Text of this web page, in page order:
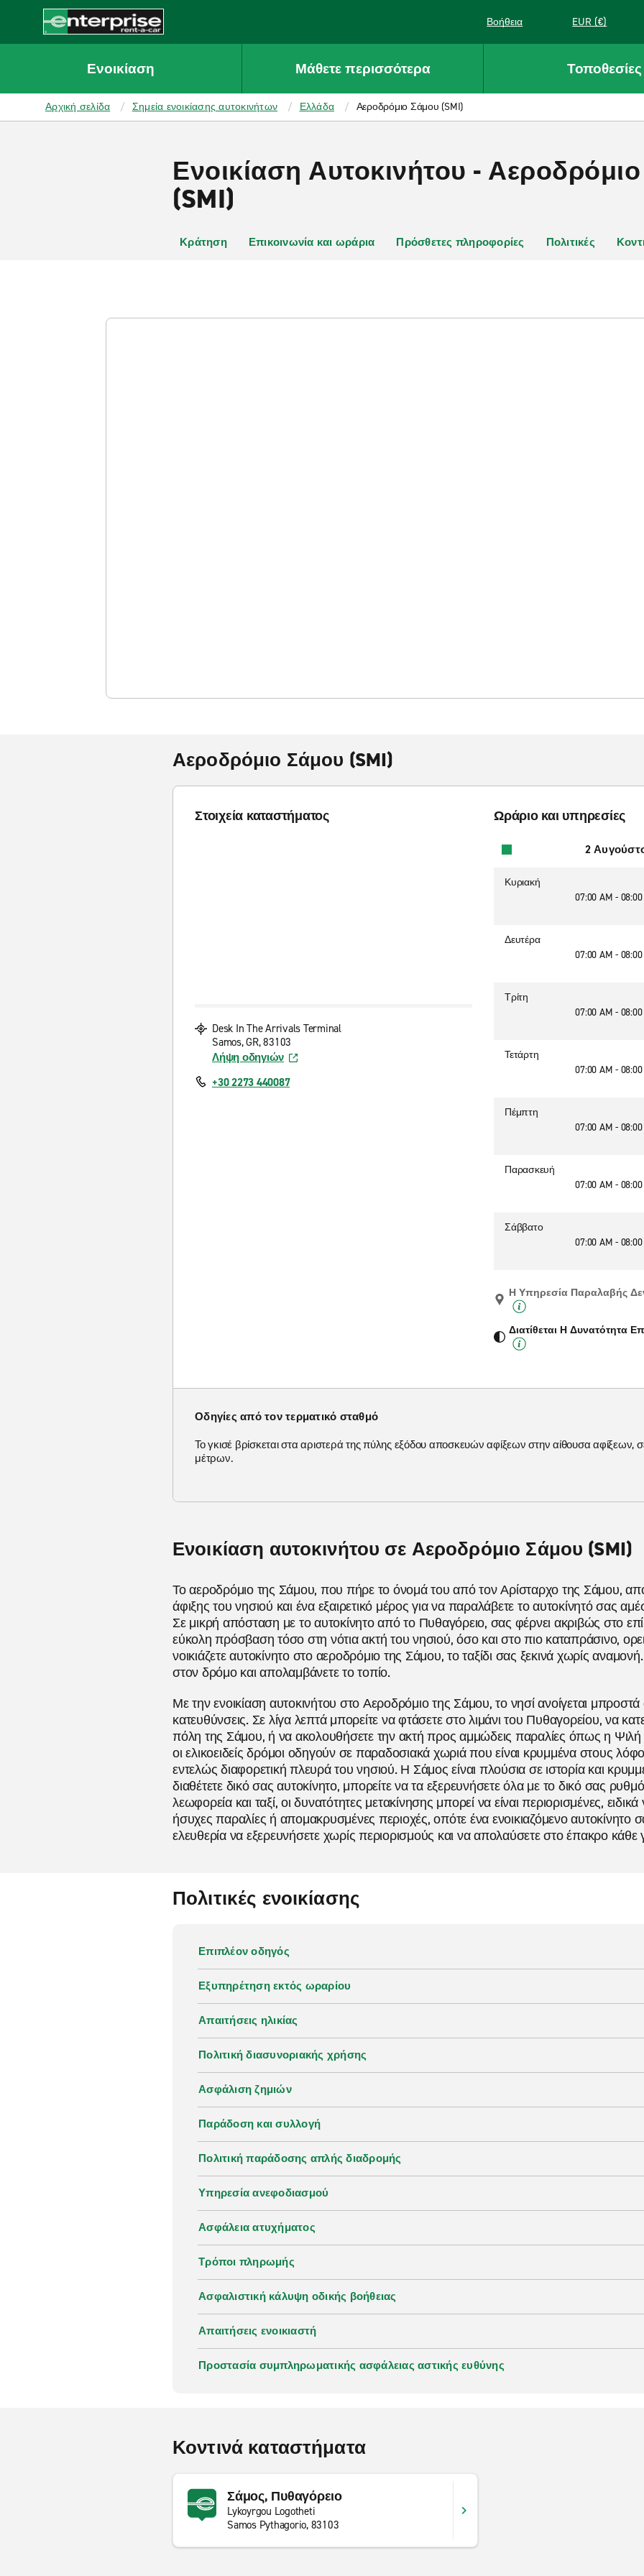
CONTENT
Enterprise
Βοήθεια EUR (€)
Ενοικίαση Μάθετε περισσότερα Τοποθεσίες
Αρχική σελίδα Σημεία ενοικίασης αυτοκινήτων Ελλάδα Αεροδρόμιο Σάμου (SMI)
Ενοικίαση Αυτοκινήτου -
(SMI)
Κράτηση Επικοινωνία και ωράρια Πρόσθετες πληροφορίες Πολιτικές
Αεροδρόμιο Σάμου (SMI)
Στοιχεία καταστήματος
Desk In The Arrivals Terminal
Samos, GR, 83103
Λήψη οδηγιών
+30 2273 440087
Ωράριο και υπηρεσίες
2
Κυριακή
07:00 AM -
Δευτέρα
07:00 AM -
Τρίτη
07:00 AM -
Τετάρτη
07:00 AM -
Πέμπτη
07:00 AM -
Παρασκευή
07:00 AM -
Σάββατο
07:00 AM -
Η Υπηρεσία Παραλαβής
Διατίθεται Η Δυνατότητα
Οδηγίες από τον τερματικό σταθμό
Το γκισέ βρίσκεται στα αριστερά της πύλης εξόδου αποσκευών αφίξεων στην αίθουσα αφίξεων,
μέτρων.
Ενοικίαση αυτοκινήτου σε Αεροδρόμιο Σάμου (SMI)
Το αεροδρόμιο της Σάμου, που πήρε το όνομά του από τον Αρίσταρχο της Σάμου,
άφιξης του νησιού και ένα εξαιρετικό μέρος για να παραλάβετε το αυτοκίνητό σας
Σε μικρή απόσταση με το αυτοκίνητο από το Πυθαγόρειο, σας φέρνει ακριβώς στο
εύκολη πρόσβαση τόσο στη νότια ακτή του νησιού, όσο και στο πιο καταπράσινο,
νοικιάζετε αυτοκίνητο στο αεροδρόμιο της Σάμου, το ταξίδι σας ξεκινά χωρίς
στον δρόμο και απολαμβάνετε το τοπίο.
Με την ενοικίαση αυτοκινήτου στο Αεροδρόμιο της Σάμου, το νησί ανοίγεται
κατευθύνσεις. Σε λίγα λεπτά μπορείτε να φτάσετε στο λιμάνι του Πυθαγορείου, να
πόλη της Σάμου, ή να ακολουθήσετε την ακτή προς αμμώδεις παραλίες όπως η
οι ελικοειδείς δρόμοι οδηγούν σε παραδοσιακά χωριά που είναι κρυμμένα στους
εντελώς διαφορετική πλευρά του νησιού. Η Σάμος είναι πλούσια σε ιστορία και
διαθέτετε δικό σας αυτοκίνητο, μπορείτε να τα εξερευνήσετε όλα με το δικό σας
λεωφορεία και ταξί, οι δυνατότητες μετακίνησης μπορεί να είναι περιορισμένες,
ήσυχες παραλίες ή απομακρυσμένες περιοχές, οπότε ένα ενοικιαζόμενο αυτοκίνητο
ελευθερία να εξερευνήσετε χωρίς περιορισμούς και να απολαύσετε στο έπακρο κάθε
Πολιτικές ενοικίασης
Επιπλέον οδηγός
Εξυπηρέτηση εκτός ωραρίου
Απαιτήσεις ηλικίας
Πολιτική διασυνοριακής χρήσης
Ασφάλιση ζημιών
Παράδοση και συλλογή
Πολιτική παράδοσης απλής διαδρομής
Υπηρεσία ανεφοδιασμού
Ασφάλεια ατυχήματος
Τρόποι πληρωμής
Ασφαλιστική κάλυψη οδικής βοήθειας
Απαιτήσεις ενοικιαστή
Προστασία συμπληρωματικής ασφάλειας αστικής ευθύνης
Κοντινά καταστήματα
Σάμος, Πυθαγόρειο
Lykoyrgou Logotheti
Samos Pythagorio, 83103